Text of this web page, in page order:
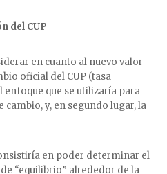
del CUP
en cuanto al nuevo valor
oficial del CUP (tasa
que se utilizaría para
cambio, y, en segundo lugar, la
en poder determinar el
“equilibrio” alrededor de la